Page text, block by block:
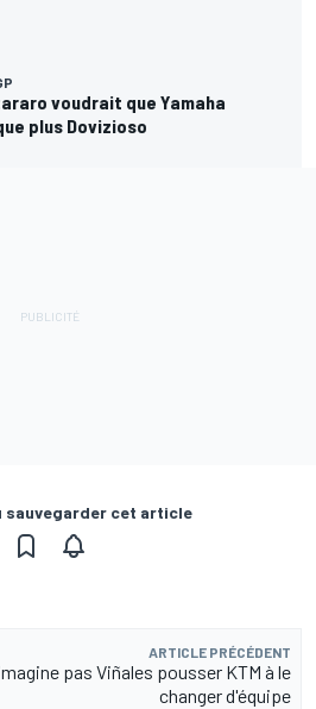
voudrait que Yamaha
plus Dovizioso
sauvegarder cet article
ARTICLE PRÉCÉDENT
pas Viñales pousser KTM à le
changer d'équipe